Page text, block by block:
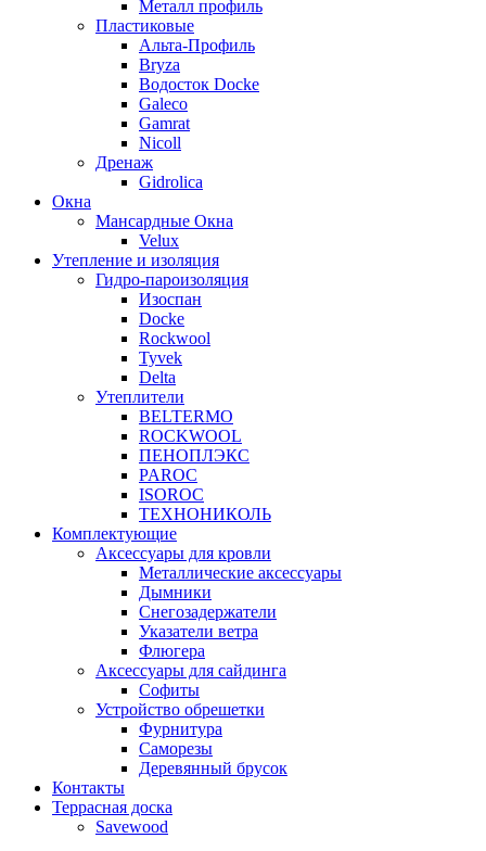
Металл профиль
Пластиковые
Альта-Профиль
Bryza
Водосток Docke
Galeco
Gamrat
Nicoll
Дренаж
Gidrolica
Окна
Мансардные Окна
Velux
Утепление и изоляция
Гидро-пароизоляция
Изоспан
Docke
Rockwool
Tyvek
Delta
Утеплители
BELTERMO
ROCKWOOL
ПЕНОПЛЭКС
PAROC
ISOROC
ТЕХНОНИКОЛЬ
Комплектующие
Аксессуары для кровли
Металлические аксессуары
Дымники
Снегозадержатели
Указатели ветра
Флюгера
Аксессуары для сайдинга
Софиты
Устройство обрешетки
Фурнитура
Саморезы
Деревянный брусок
Контакты
Террасная доска
Savewood